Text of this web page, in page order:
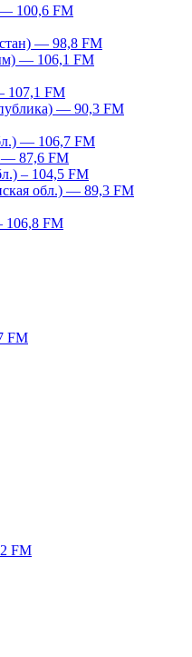
— 100,6 FM
— 98,8 FM
— 106,1 FM
FM
— 90,3 FM
— 106,7 FM
— 87,6 FM
– 104,5 FM
обл.) — 89,3 FM
106,8 FM
FM
FM